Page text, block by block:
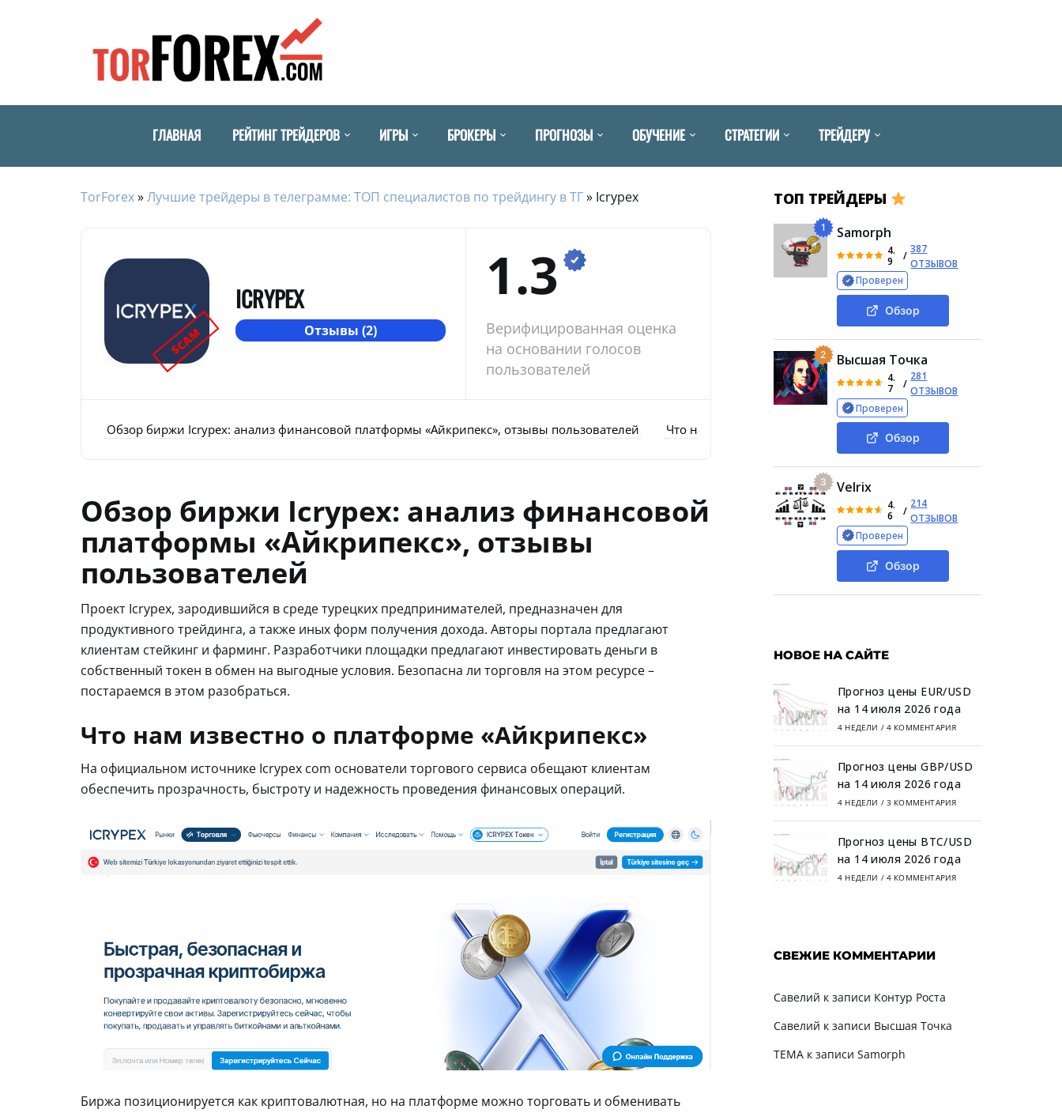
ГЛАВНАЯ РЕЙТИНГ ТРЕЙДЕРОВ ИГРЫ БРОКЕРЫ ПРОГНОЗЫ ОБУЧЕНИЕ СТРАТЕГИИ ТРЕЙДЕРУ
TorForex»Лучшие трейдеры в телеграмме: ТОП специалистов по трейдингу в ТГ» Icrypex
SCAM
ICRYPEX
Отзывы (2)
1.3
Верифицированная оценка
на основании голосов
пользователей
Обзор биржи Icrypex: анализ финансовой платформы «Айкрипекс», отзывы пользователей Что нам известно о платформе «Айкрипекс»
Обзор биржи Icrypex: анализ финансовой
платформы «Айкрипекс», отзывы
пользователей
Проект Icrypex, зародившийся в среде турецких предпринимателей, предназначен для
продуктивного трейдинга, а также иных форм получения дохода. Авторы портала предлагают
клиентам стейкинг и фарминг. Разработчики площадки предлагают инвестировать деньги в
собственный токен в обмен на выгодные условия. Безопасна ли торговля на этом ресурсе –
постараемся в этом разобраться.
Что нам известно о платформе «Айкрипекс»
На официальном источнике Icrypex com основатели торгового сервиса обещают клиентам
обеспечить прозрачность, быстроту и надежность проведения финансовых операций.
Биржа позиционируется как криптовалютная, но на платформе можно торговать и обменивать
ТОП ТРЕЙДЕРЫ
1 Samorph
4.
9
/
387
ОТЗЫВОВ
Проверен
Обзор
2 Высшая Точка
4.
7
/
281
ОТЗЫВОВ
Проверен
Обзор
3 Velrix
4.
6
/
214
ОТЗЫВОВ
Проверен
Обзор
НОВОЕ НА САЙТЕ
Прогноз цены EUR/USD
на 14 июля 2026 года
4 НЕДЕЛИ / 4 КОММЕНТАРИЯ
Прогноз цены GBP/USD
на 14 июля 2026 года
4 НЕДЕЛИ / 3 КОММЕНТАРИЯ
Прогноз цены BTC/USD
на 14 июля 2026 года
4 НЕДЕЛИ / 4 КОММЕНТАРИЯ
СВЕЖИЕ КОММЕНТАРИИ
Савелий к записи Контур Роста
Савелий к записи Высшая Точка
TEMAк записи Samorph